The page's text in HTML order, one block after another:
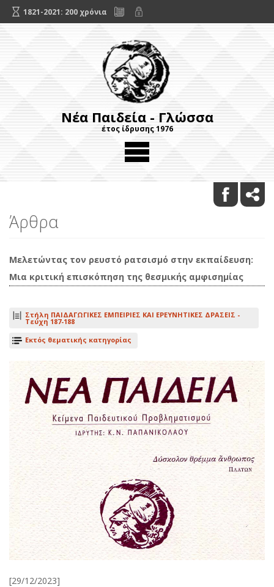
1821-2021: 200 χρόνια
Νέα Παιδεία - Γλώσσα
έτος ίδρυσης 1976
Άρθρα
Μελετώντας τον ρευστό ρατσισμό στην εκπαίδευση:
Μια κριτική επισκόπηση της θεσμικής αμφισημίας
Στήλη ΠΑΙΔΑΓΩΓΙΚΕΣ ΕΜΠΕΙΡΙΕΣ ΚΑΙ ΕΡΕΥΝΗΤΙΚΕΣ ΔΡΑΣΕΙΣ -
Τεύχη 187-188
Εκτός θεματικής κατηγορίας
[29/12/2023]